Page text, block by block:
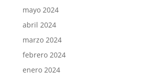
mayo 2024
abril 2024
marzo 2024
febrero 2024
enero 2024